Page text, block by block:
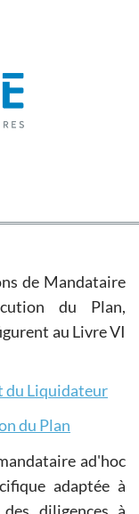
de Mandataire
du Plan,
au Livre VI
du Liquidateur
du Plan
ad'hoc
adaptée à
diligences à